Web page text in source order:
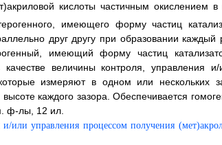
кислоты частичным окислением
имеющего форму частиц
друг другу при образовании каждый
имеющий форму частиц
величины контроля, управления
измеряют в одном или нескольких
каждого зазора. Обеспечивается
ф-лы, 12 ил.